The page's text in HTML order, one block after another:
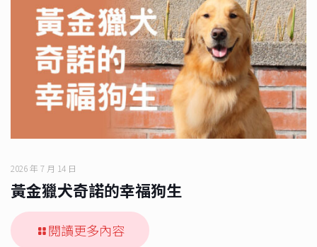
2026 年 7 月 14 日
黃金獵犬奇諾的幸福狗生
閱讀更多內容